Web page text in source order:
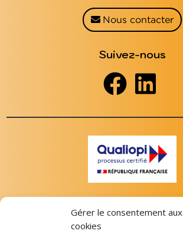
Gérer le consentement aux
cookies
Nous contacter
Suivez-nous